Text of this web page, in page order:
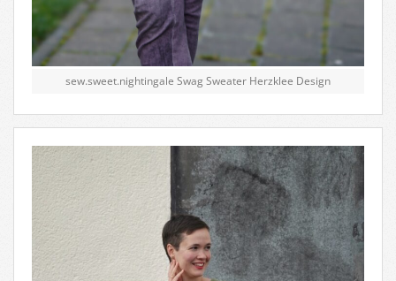
sew.sweet.nightingale Swag Sweater Herzklee Design